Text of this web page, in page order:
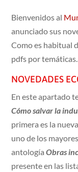
Bienvenidos al
anunciado sus
Como es habitual
pdfs por temáticas.
NOVEDADES
En este apartado
Cómo salvar la
primera es la
uno de los
antologíaObras
presente en las